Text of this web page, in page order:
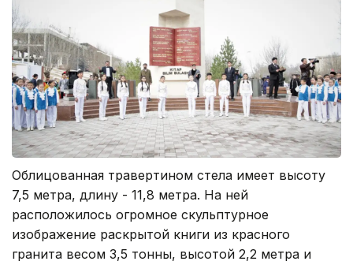
Облицованная травертином стела имеет высоту
7,5 метра, длину - 11,8 метра. На ней
расположилось огромное скульптурное
изображение раскрытой книги из красного
гранита весом 3,5 тонны, высотой 2,2 метра и